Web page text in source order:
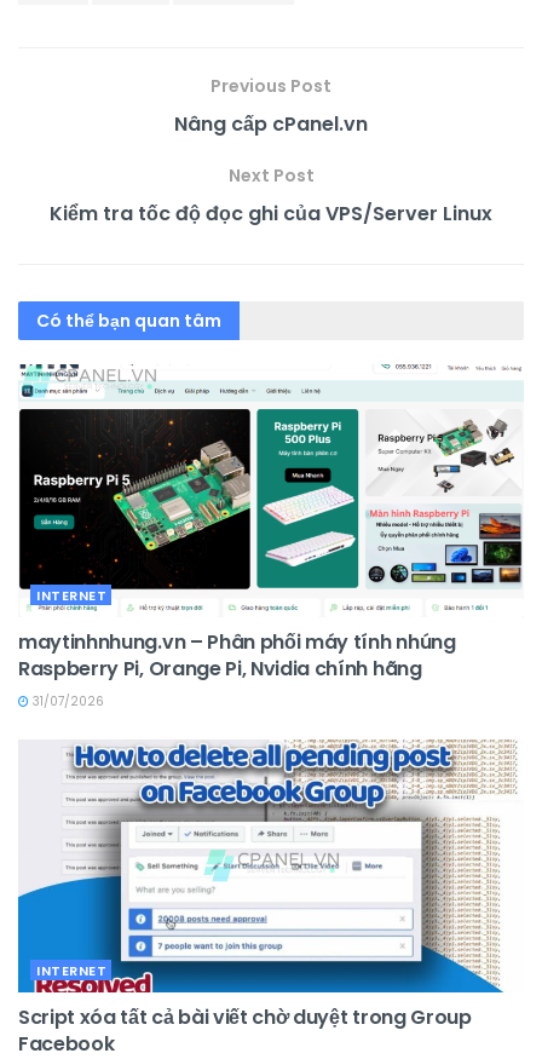
Previous Post
Nâng cấp cPanel.vn
Next Post
Kiểm tra tốc độ đọc ghi của VPS/Server Linux
Có thể bạn quan tâm
INTERNET
maytinhnhung.vn – Phân phối máy tính nhúng
Raspberry Pi, Orange Pi, Nvidia chính hãng
31/07/2026
INTERNET
Script xóa tất cả bài viết chờ duyệt trong Group
Facebook